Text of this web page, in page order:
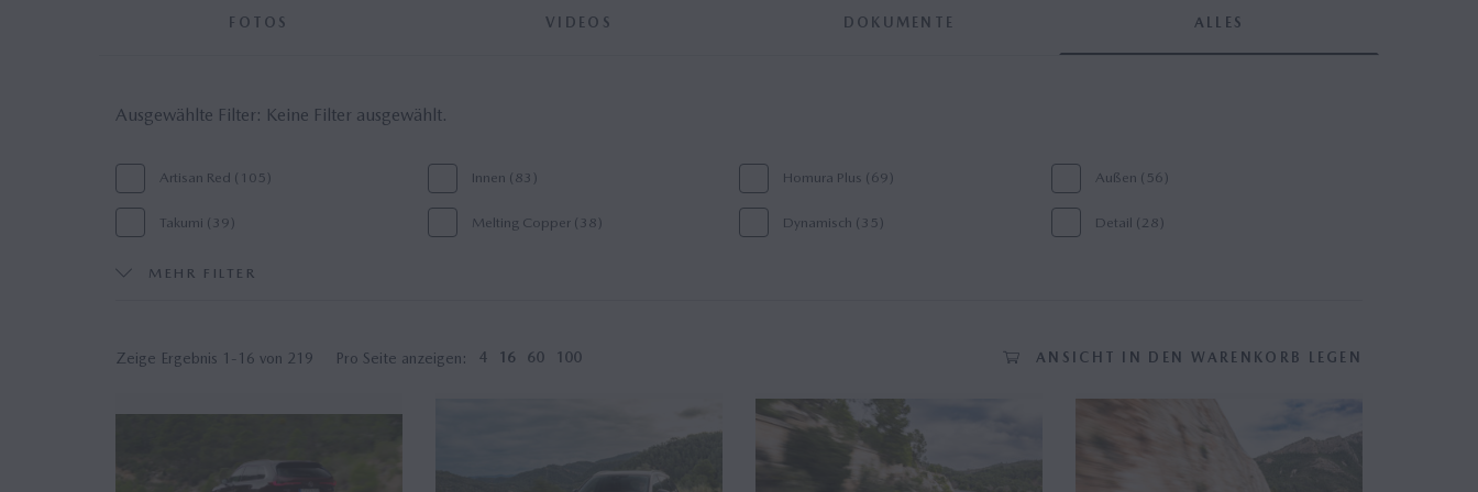
FOTOS VIDEOS DOKUMENTE ALLES
Ausgewählte Filter: Keine Filter ausgewählt.
Artisan Red (105) Innen (83) Homura Plus (69) Außen (56)
Takumi (39) Melting Copper (38) Dynamisch (35) Detail (28)
Tan Interior (24)
Polymetal Grey Metallic (1) Preislisten (1)
MEHR FILTER
Zeige Ergebnis 1-16 von 219 Pro Seite anzeigen: 4 16 60 100 ANSICHT IN DEN WARENKORB LEGEN